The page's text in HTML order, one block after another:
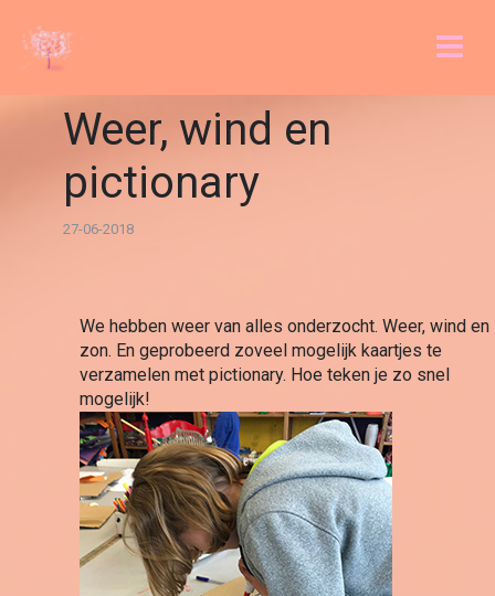
Weer, wind en
pictionary
27-06-2018
We hebben weer van alles onderzocht. Weer, wind en
zon. En geprobeerd zoveel mogelijk kaartjes te
verzamelen met pictionary. Hoe teken je zo snel
mogelijk!